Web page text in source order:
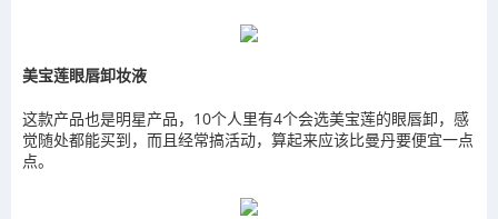
美宝莲眼唇卸妆液
这款产品也是明星产品，10个人里有4个会选美宝莲的眼唇卸，感
觉随处都能买到，而且经常搞活动，算起来应该比曼丹要便宜一点
点。